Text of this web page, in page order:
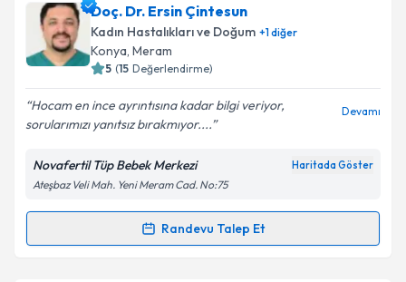
Op. Dr. Narin Türkmeniçin randevu takvimi talebi
oluşturun. Size bu uzmandan randevu almanız için bir
takvim hazırlandığında e-posta ile bilgilendireceğiz.
Kişisel verilerimin işlenmesine ilişkin
Aydınlatma
Metni 'ni okudum ve kişisel verilerimin belirtilen
kapsamda işlenmesini kabul ediyorum.
Doç. Dr. Ersin Çintesun
Kadın Hastalıkları ve Doğum +1diğer
Konya, Meram
5 (15 Değerlendirme)
Hocam en ince ayrıntısına kadar bilgi veriyor,
sorularımızı yanıtsız bırakmıyor....
Devamı
Novafertil Tüp Bebek Merkezi Haritada Göster
Ateşbaz Veli Mah. Yeni Meram Cad. No:75
Randevu Talep Et
Randevu Takvimi Talebi